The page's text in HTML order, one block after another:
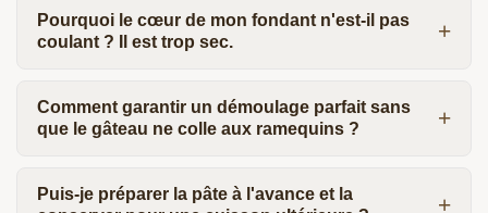
Pourquoi le cœur de mon fondant n'est-il pas
coulant ? Il est trop sec.
Comment garantir un démoulage parfait sans
que le gâteau ne colle aux ramequins ?
Puis-je préparer la pâte à l'avance et la